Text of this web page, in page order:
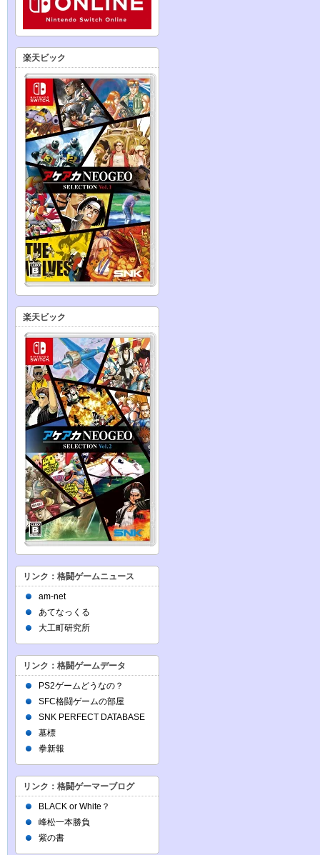
楽天ビック
楽天ビック
リンク：格闘ゲームニュース
am-net
あてなっくる
大工町研究所
リンク：格闘ゲームデータ
PS2ゲームどうなの？
SFC格闘ゲームの部屋
SNK PERFECT DATABASE
墓標
拳新報
リンク：格闘ゲーマーブログ
BLACK or White？
峰松一本勝負
紫の書